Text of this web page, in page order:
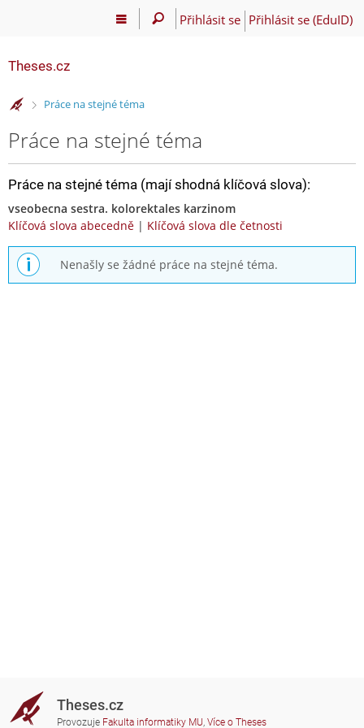
Přihlásit se Přihlásit se (EduID)
Theses.cz
>Práce na stejné téma
Práce na stejné téma
Práce na stejné téma (mají shodná klíčová slova):
vseobecna sestra. kolorektales karzinom
Klíčová slova abecedně | Klíčová slova dle četnosti
Nenašly se žádné práce na stejné téma.
Theses.cz
Provozuje Fakulta informatiky MU, Více o Theses